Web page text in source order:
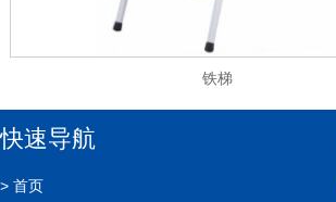
铁梯
快速导航
> 首页